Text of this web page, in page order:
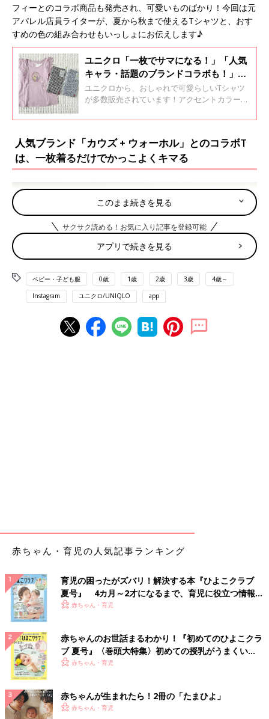
フィーとのコラボ商品も発売され、可愛いものばかり！今回は元
アパレル店員ライターが、夏から秋まで使えるTシャツと、おす
すめの色の組み合わせもいっしょにお伝えします♪
ユニクロ「一枚でサマになる！」「人気
キャラ・話題のブランドコラボも！」激
かわTシャツ5選
ユニクロから、おしゃれで可愛らしいTシャツ
が多数販売されています！アクセントカラーを
ー、ちいかわ×サンリオとのコラボデザインな
かり♪ 今回はそんなユニクロの激かわTシャツ
をご紹介します。
人気ブランド「カウズ + ウォーホル」とのコラボT
は、一枚着るだけでかっこよくキマる
黒やチェック柄のボトムスを合わせると一気に秋ら
UT」
このまま続きを見る
サクサク読める！お気に入り記事を登録可能
アプリで続きを見る
ベビー・子ども服 0歳 1歳 2歳 3歳 4歳～
Instagram ユニクロ/UNIQLO app
赤ちゃん・育児の人気記事ランキング
育児の困ったがズバリ！解決する本『ひよこクラブ
夏号』 4カ月～2才になるまで、育児に役立つ情報が
いっぱい！
赤ちゃん・育児
赤ちゃんのお世話まるわかり！『初めてのひよこクラ
ブ 夏号』〈巻頭大特集〉初めての授乳がうまくい
く！ おっぱい・ミルクの基本と夏のトラブル 解決テ
赤ちゃん・育児
赤ちゃんが生まれたら！2冊の「たまひよ」
赤ちゃん・育児